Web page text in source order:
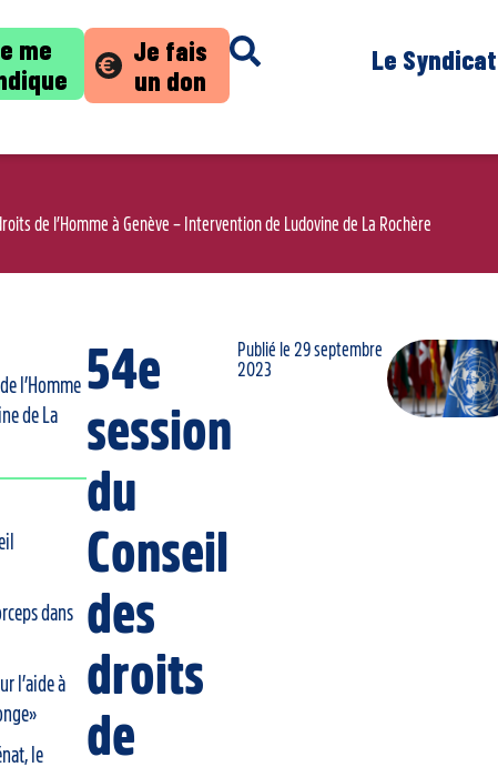
me
Je fais
un don
Le Syndicat
de l’Homme à Genève – Intervention de Ludovine de La Rochère
l’Homme
de La
dans
l’aide à
le
54e
session
du
Conseil
des
droits
de
Publié le 29 septembre
2023